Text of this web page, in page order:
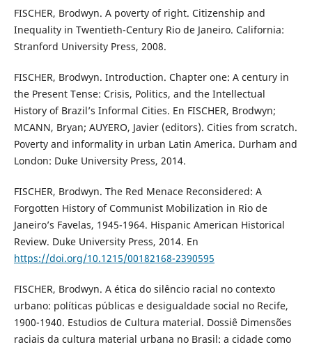
FISCHER, Brodwyn. A poverty of right. Citizenship and
Inequality in Twentieth-Century Rio de Janeiro. California:
Stranford University Press, 2008.
FISCHER, Brodwyn. Introduction. Chapter one: A century in
the Present Tense: Crisis, Politics, and the Intellectual
History of Brazil’s Informal Cities. En FISCHER, Brodwyn;
MCANN, Bryan; AUYERO, Javier (editors). Cities from scratch.
Poverty and informality in urban Latin America. Durham and
London: Duke University Press, 2014.
FISCHER, Brodwyn. The Red Menace Reconsidered: A
Forgotten History of Communist Mobilization in Rio de
Janeiro’s Favelas, 1945-1964. Hispanic American Historical
Review. Duke University Press, 2014. En
https://doi.org/10.1215/00182168-2390595
FISCHER, Brodwyn. A ética do silêncio racial no contexto
urbano: políticas públicas e desigualdade social no Recife,
1900-1940. Estudios de Cultura material. Dossiê Dimensões
raciais da cultura material urbana no Brasil: a cidade como